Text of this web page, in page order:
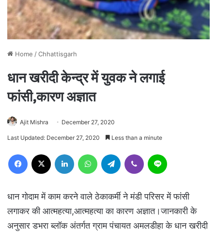
Home /Chhattisgarh
धान खरीदी केन्द्र में युवक ने लगाई
फांसी,कारण अज्ञात
Ajit Mishra December 27, 2020
Last Updated: December 27, 2020 Less than a minute
Facebook LinkedIn WhatsAppTelegram Viber
धान गोदाम में काम करने वाले ठेकाकर्मी ने मंडी परिसर में फांसी
लगाकर की आत्महत्या,आत्महत्या का कारण अज्ञात।जानकारी के
अनुसार डभरा ब्लॉक अंतर्गत ग्राम पंचायत अमलडीहा के धान खरीदी